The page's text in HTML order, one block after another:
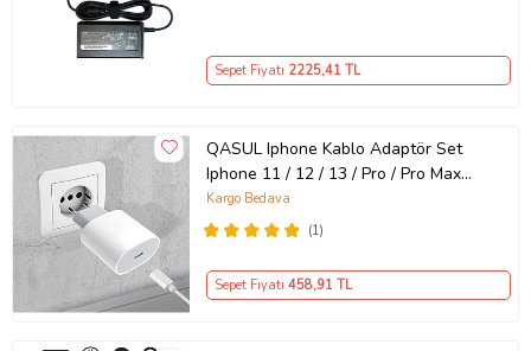
Sepet Fiyatı 2225,41 TL
QASUL Iphone Kablo Adaptör Set
Iphone 11 / 12 / 13 / Pro / Pro Max
Uyumlu Şarj Aleti Seti
(1)
Kargo Bedava
Sepet Fiyatı 458,91 TL